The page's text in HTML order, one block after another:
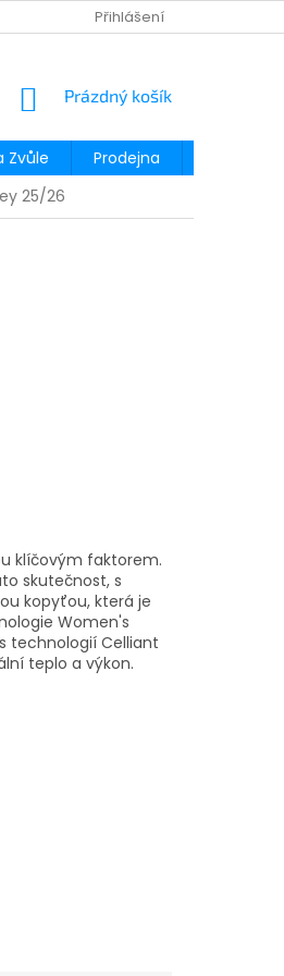
Přihlášení
NÁKUPNÍ
Prázdný košík
Zvůle Prodejna
25/26
klíčovým faktorem.
skutečnost, s
kopyťou, která je
Women's
technologií Celliant
teplo a výkon.